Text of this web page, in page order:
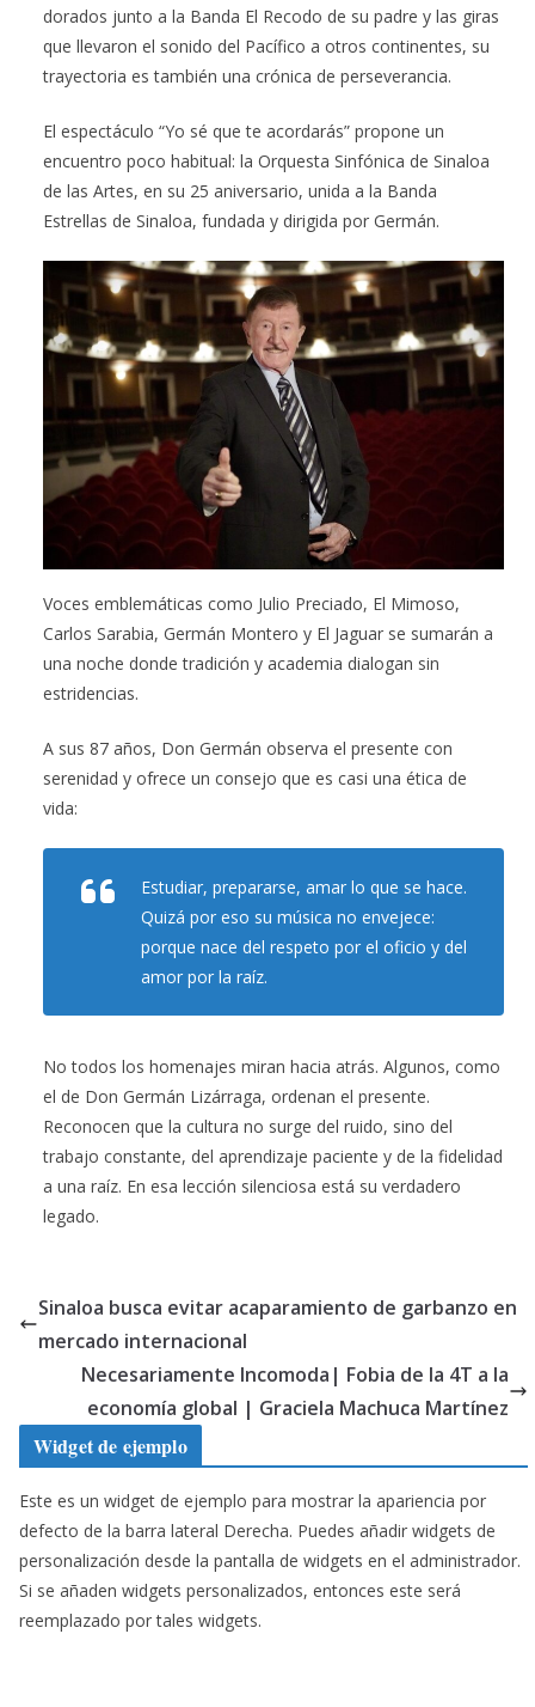
dorados junto a la Banda El Recodo de su padre y las giras
que llevaron el sonido del Pacífico a otros continentes, su
trayectoria es también una crónica de perseverancia.
El espectáculo “Yo sé que te acordarás” propone un
encuentro poco habitual: la Orquesta Sinfónica de Sinaloa
de las Artes, en su 25 aniversario, unida a la Banda
Estrellas de Sinaloa, fundada y dirigida por Germán.
Voces emblemáticas como Julio Preciado, El Mimoso,
Carlos Sarabia, Germán Montero y El Jaguar se sumarán a
una noche donde tradición y academia dialogan sin
estridencias.
A sus 87 años, Don Germán observa el presente con
serenidad y ofrece un consejo que es casi una ética de
vida:
Estudiar, prepararse, amar lo que se hace.
Quizá por eso su música no envejece:
porque nace del respeto por el oficio y del
amor por la raíz.
No todos los homenajes miran hacia atrás. Algunos, como
el de Don Germán Lizárraga, ordenan el presente.
Reconocen que la cultura no surge del ruido, sino del
trabajo constante, del aprendizaje paciente y de la fidelidad
a una raíz. En esa lección silenciosa está su verdadero
legado.
Sinaloa busca evitar acaparamiento de garbanzo en
mercado internacional
Necesariamente Incomoda| Fobia de la 4T a la
economía global | Graciela Machuca Martínez
Widget de ejemplo
Este es un widget de ejemplo para mostrar la apariencia por
defecto de la barra lateral Derecha. Puedes añadir widgets de
personalización desde la pantalla de widgets en el administrador.
Si se añaden widgets personalizados, entonces este será
reemplazado por tales widgets.